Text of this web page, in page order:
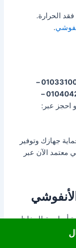
فقد الحرارة.
.
01033100236 –
01033100381 – 01040424185 – 01040424186 –
احجز عبر:
جهازك وتوفير
معتمد الآن عبر
أساسية للحفاظ
الطاقة. إذا كنت
فهذه المقالة